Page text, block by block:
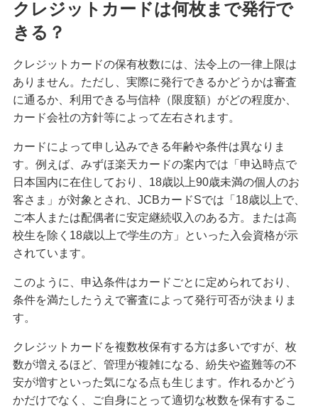
の見方や覚えのない請求への対応も紹介
査に不安なときの対処法も紹介
クレジットカードのタッチ決済を分かりやすく解
説！メリットや使い方のコツも紹介
クレジットカード署名欄のサインが必要な理由
は？書き方や廃止についても解説
きっぷをクレジットカードで購入する3つの方法！
メリットと注意点も解説
クレジットカードを海外で利用すると手数料はど
クレジットカード決済にはどんなメリットがあ
る？仕組みや注意点も解説
クレジットカードは何枚まで発行で
きる？
クレジットカードの保有枚数には、法令上の一律上限は
ありません。ただし、実際に発行できるかどうかは審査
に通るか、利用できる与信枠（限度額）がどの程度か、
カード会社の方針等によって左右されます。
カードによって申し込みできる年齢や条件は異なりま
す。例えば、みずほ楽天カードの案内では「申込時点で
日本国内に在住しており、18歳以上90歳未満の個人のお
客さま」が対象とされ、JCBカードSでは「18歳以上で、
ご本人または配偶者に安定継続収入のある方。または高
校生を除く18歳以上で学生の方」といった入会資格が示
されています。
このように、申込条件はカードごとに定められており、
条件を満たしたうえで審査によって発行可否が決まりま
す。
クレジットカードを複数枚保有する方は多いですが、枚
数が増えるほど、管理が複雑になる、紛失や盗難等の不
安が増すといった気になる点も生じます。作れるかどう
かだけでなく、ご自身にとって適切な枚数を保有するこ